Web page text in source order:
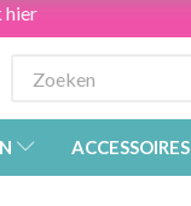
hier
ACCESSOIRES